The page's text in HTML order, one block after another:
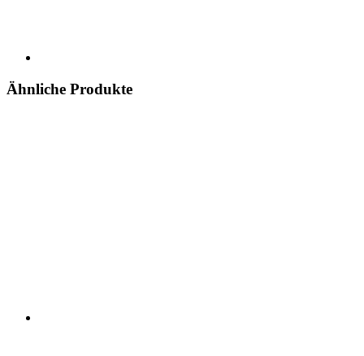
Ähnliche Produkte